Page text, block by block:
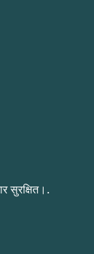
सुरक्षित।.